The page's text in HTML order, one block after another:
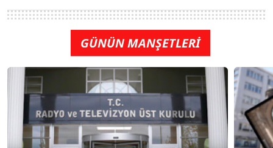
GÜNÜN MANŞETLERİ